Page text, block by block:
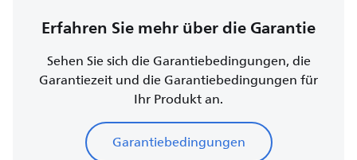
Erfahren Sie mehr über die Garantie
Sehen Sie sich die Garantiebedingungen, die
Garantiezeit und die Garantiebedingungen für
Ihr Produkt an.
Garantiebedingungen